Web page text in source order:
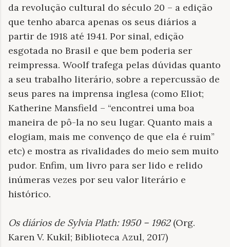
da revolução cultural do século 20 – a edição
que tenho abarca apenas os seus diários a
partir de 1918 até 1941. Por sinal, edição
esgotada no Brasil e que bem poderia ser
reimpressa. Woolf trafega pelas dúvidas quanto
a seu trabalho literário, sobre a repercussão de
seus pares na imprensa inglesa (como Eliot;
Katherine Mansfield – “encontrei uma boa
maneira de pô-la no seu lugar. Quanto mais a
elogiam, mais me convenço de que ela é ruim”
etc) e mostra as rivalidades do meio sem muito
pudor. Enfim, um livro para ser lido e relido
inúmeras vezes por seu valor literário e
histórico.
Os diários de Sylvia Plath: 1950 – 1962(Org.
Karen V. Kukil; Biblioteca Azul, 2017)